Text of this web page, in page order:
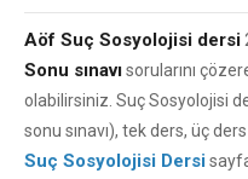
Aöf Suç Sosyolojisi dersi
Sonu sınavısorularını
olabilirsiniz. Suç Sosyolojisi
sonu sınavı), tek ders, üç
Suç Sosyolojisi Dersi